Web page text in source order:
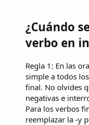
¿Cuándo
verbo en
Regla 1: En las
simple a todos
final. No olvides
negativas e
Para los verbos
reemplazar la -y